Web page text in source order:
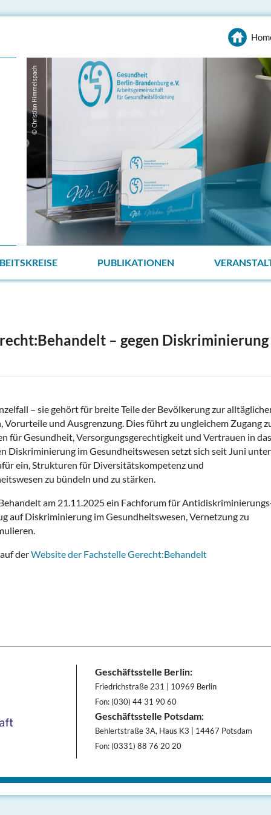
PUBLIKATIONEN
– gegen
– sie gehört für breite Teile der Bevölkerung zur
und Ausgrenzung. Dies führt zu ungleichem Zugang
für Gesundheit, Versorgungsgerechtigkeit und Vertrauen in das
Diskriminierung im Gesundheitswesen setzt sich seit Juni
ein, Strukturen für Diversitätskompetenz und
zu bündeln und zu stärken.
am 21.11.2025 ein Fachforum für
auf Diskriminierung im Gesundheitswesen, Vernetzung zu
derWebsite der Fachstelle Gerecht:Behandelt
Geschäftsstelle Berlin:
Friedrichstraße 231 | 10969 Berlin
Fon: (030) 44 31 90 60
Geschäftsstelle Potsdam:
Behlertstraße 3A, Haus K3 | 14467 Potsdam
Fon: (0331) 88 76 20 20